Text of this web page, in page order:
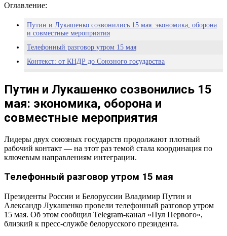
Оглавление:
Путин и Лукашенко созвонились 15 мая: экономика, оборона
и совместные мероприятия
Телефонный разговор утром 15 мая
Контекст: от КНДР до Союзного государства
Путин и Лукашенко созвонились 15
мая: экономика, оборона и
совместные мероприятия
Лидеры двух союзных государств продолжают плотный
рабочий контакт — на этот раз темой стала координация по
ключевым направлениям интеграции.
Телефонный разговор утром 15 мая
Президенты России и Белоруссии Владимир Путин и
Александр Лукашенко провели телефонный разговор утром
15 мая. Об этом сообщил Telegram-канал «Пул Первого»,
близкий к пресс-службе белорусского президента.